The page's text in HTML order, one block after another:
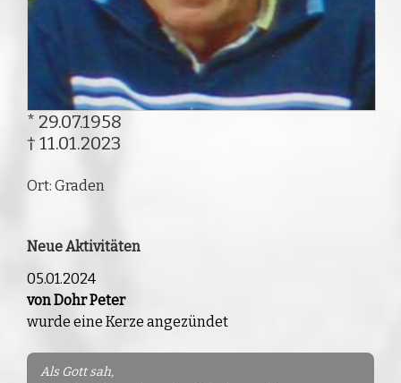
* 29.07.1958
† 11.01.2023
Ort: Graden
Neue Aktivitäten
05.01.2024
von Dohr Peter
wurde eine Kerze angezündet
Als Gott sah,